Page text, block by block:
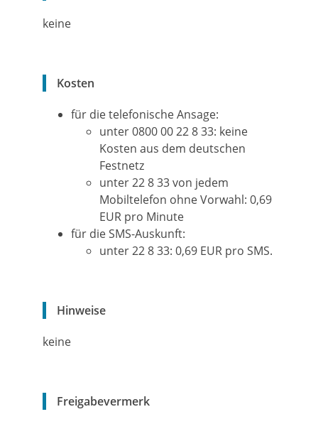
keine
Kosten
für die telefonische Ansage:
unter 0800 00 22 8 33: keine
Kosten aus dem deutschen
Festnetz
unter 22 8 33 von jedem
Mobiltelefon ohne Vorwahl: 0,69
EUR pro Minute
für die SMS-Auskunft:
unter 22 8 33: 0,69 EUR pro SMS.
Hinweise
keine
Freigabevermerk